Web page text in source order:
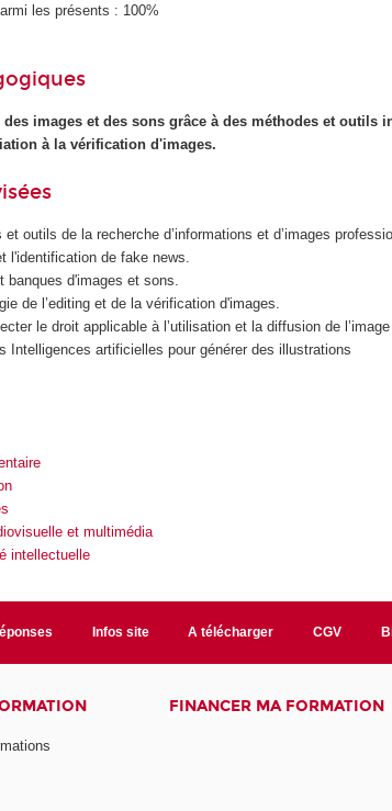
les présents : 100%
des images et des sons grâce à des méthodes et outils
à la vérification d'images.
outils de la recherche d’informations et d’images
l'identification de fake news.
d'images et sons.
de l’editing et de la vérification d'images.
le droit applicable à l’utilisation et la diffusion de
Intelligences artificielles pour générer des illustrations
et multimédia
intellectuelle
Infos site A télécharger CGV
FINANCER MA FORMATION